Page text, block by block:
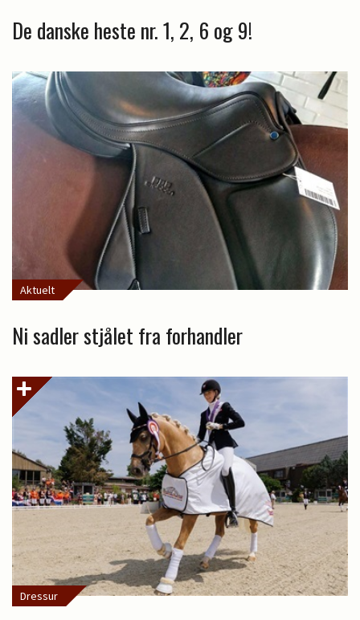
De danske heste nr. 1, 2, 6 og 9!
Aktuelt
Ni sadler stjålet fra forhandler
Dressur